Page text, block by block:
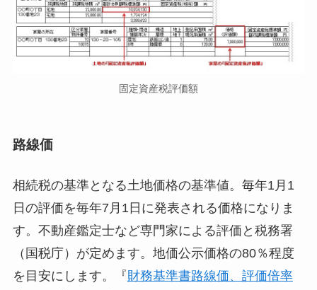
固定資産税評価額
路線価
相続税の基準となる土地価格の基準値。毎年1月1
日の評価を毎年7月1日に発表される価格になりま
す。不動産鑑定士など専門家による評価と税務署
（国税庁）が定めます。地価公示価格の80％程度
を目安にします。『財務基準書路線価、評価倍率